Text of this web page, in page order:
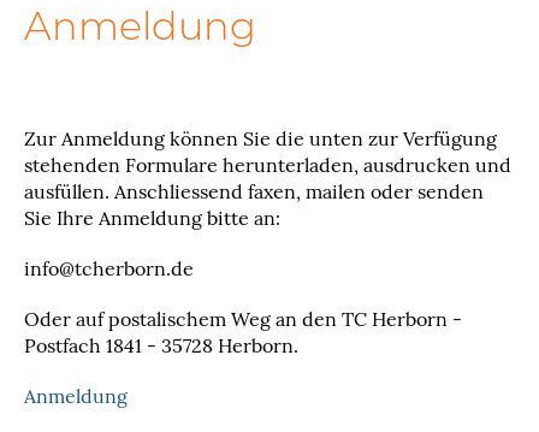
Anmeldung
Zur Anmeldung können Sie die unten zur Verfügung
stehenden Formulare herunterladen, ausdrucken und
ausfüllen. Anschliessend faxen, mailen oder senden
Sie Ihre Anmeldung bitte an:
info@tcherborn.de
Oder auf postalischem Weg an den TC Herborn -
Postfach 1841 - 35728 Herborn.
Anmeldung